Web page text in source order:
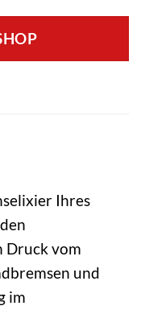
Ihres
Druck vom
und
im